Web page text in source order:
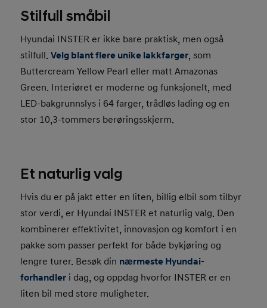
Stilfull småbil
Hyundai INSTER er ikke bare praktisk, men også
stilfull.Velg blant flere unike lakkfarger, som
Buttercream Yellow Pearl eller matt Amazonas
Green. Interiøret er moderne og funksjonelt, med
LED-bakgrunnslys i 64 farger, trådløs lading og en
stor 10,3-tommers berøringsskjerm.
Et naturlig valg
Hvis du er på jakt etter en liten, billig elbil som tilbyr
stor verdi, er Hyundai INSTER et naturlig valg. Den
kombinerer effektivitet, innovasjon og komfort i en
pakke som passer perfekt for både bykjøring og
lengre turer. Besøk din nærmeste Hyundai-
forhandler i dag, og oppdag hvorfor INSTER er en
liten bil med store muligheter.